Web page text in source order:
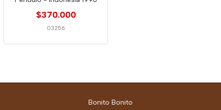
$370.000
03256
Bonito Bonito